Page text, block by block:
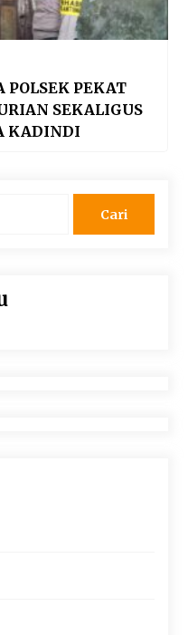
POLSEK PEKAT
SEKALIGUS
KADINDI